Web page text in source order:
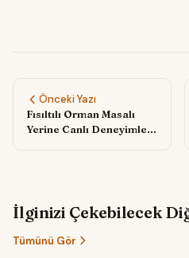
Önceki Yazı
Fısıltılı Orman Masalı
Yerine Canlı Deneyimler:
İlginizi Çekebilecek
Tümünü Gör